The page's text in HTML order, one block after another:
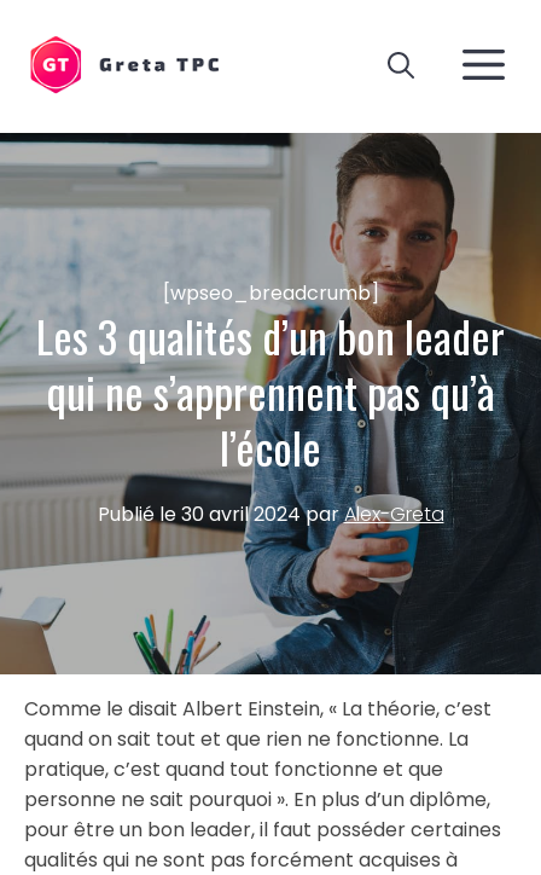
contenu
[wpseo_breadcrumb]
Les 3 qualités d’un bon leader
qui ne s’apprennent pas qu’à
l’école
Publié le30 avril 2024parAlex-Greta
Comme le disait Albert Einstein, « La théorie, c’est
quand on sait tout et que rien ne fonctionne. La
pratique, c’est quand tout fonctionne et que
personne ne sait pourquoi ». En plus d’un diplôme,
pour être un bon leader, il faut posséder certaines
qualités qui ne sont pas forcément acquises à